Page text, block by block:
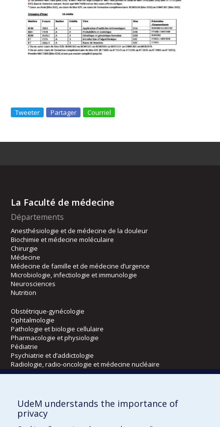
Tweeter Partager Courriel
La Faculté de médecine
Départements
Anesthésiologie et de médecine de la douleur
Biochimie et médecine moléculaire
Chirurgie
Médecine
Médecine de famille et de médecine d’urgence
Microbiologie, infectiologie et immunologie
Neurosciences
Nutrition
Obstétrique-gynécologie
Ophtalmologie
Pathologie et biologie cellulaire
Pharmacologie et physiologie
Pédiatrie
Psychiatrie et d’addictologie
Radiologie, radio-oncologie et médecine nucléaire
Écoles
Kinésiologie et des sciences de l’activité physique
Orthophonie et audiologie
UdeM understands the importance of
privacy